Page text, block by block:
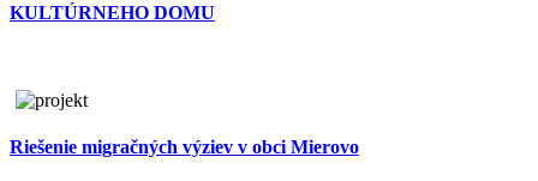
KULTÚRNEHO DOMU
Riešenie migračných výziev v obci Mierovo